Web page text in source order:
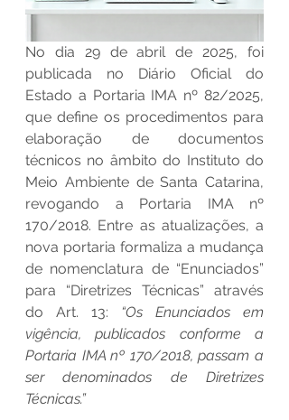
No dia 29 de abril de 2025, foi
publicada no Diário Oficial do
Estado a Portaria IMA nº 82/2025,
que define os procedimentos para
elaboração de documentos
técnicos no âmbito do Instituto do
Meio Ambiente de Santa Catarina,
revogando a Portaria IMA nº
170/2018. Entre as atualizações, a
nova portaria formaliza a mudança
de nomenclatura de “Enunciados”
para “Diretrizes Técnicas” através
do Art. 13:
“Os Enunciados em
vigência, publicados conforme a
Portaria IMA nº 170/2018, passam a
ser denominados de Diretrizes
Técnicas.”